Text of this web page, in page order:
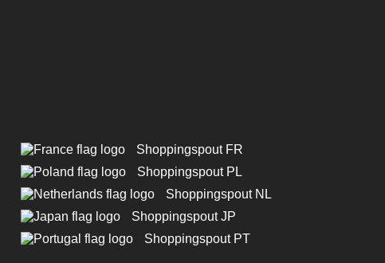
Shoppingspout FR
Shoppingspout PL
Shoppingspout NL
Shoppingspout JP
Shoppingspout PT